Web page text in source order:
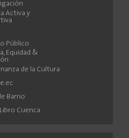
Activa y
Público
Equidad &
de la Cultura
Barrio
Cuenca